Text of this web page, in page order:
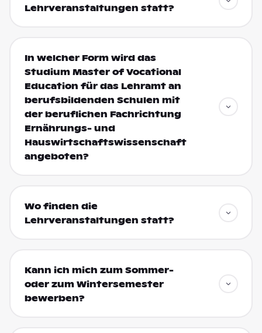
Lehrveranstaltungen statt?
In welcher Form wird das
Studium Master of Vocational
Education für das Lehramt an
berufsbildenden Schulen mit
der beruflichen Fachrichtung
Ernährungs- und
Hauswirtschaftswissenschaft
angeboten?
Wo finden die
Lehrveranstaltungen statt?
Kann ich mich zum Sommer-
oder zum Wintersemester
bewerben?